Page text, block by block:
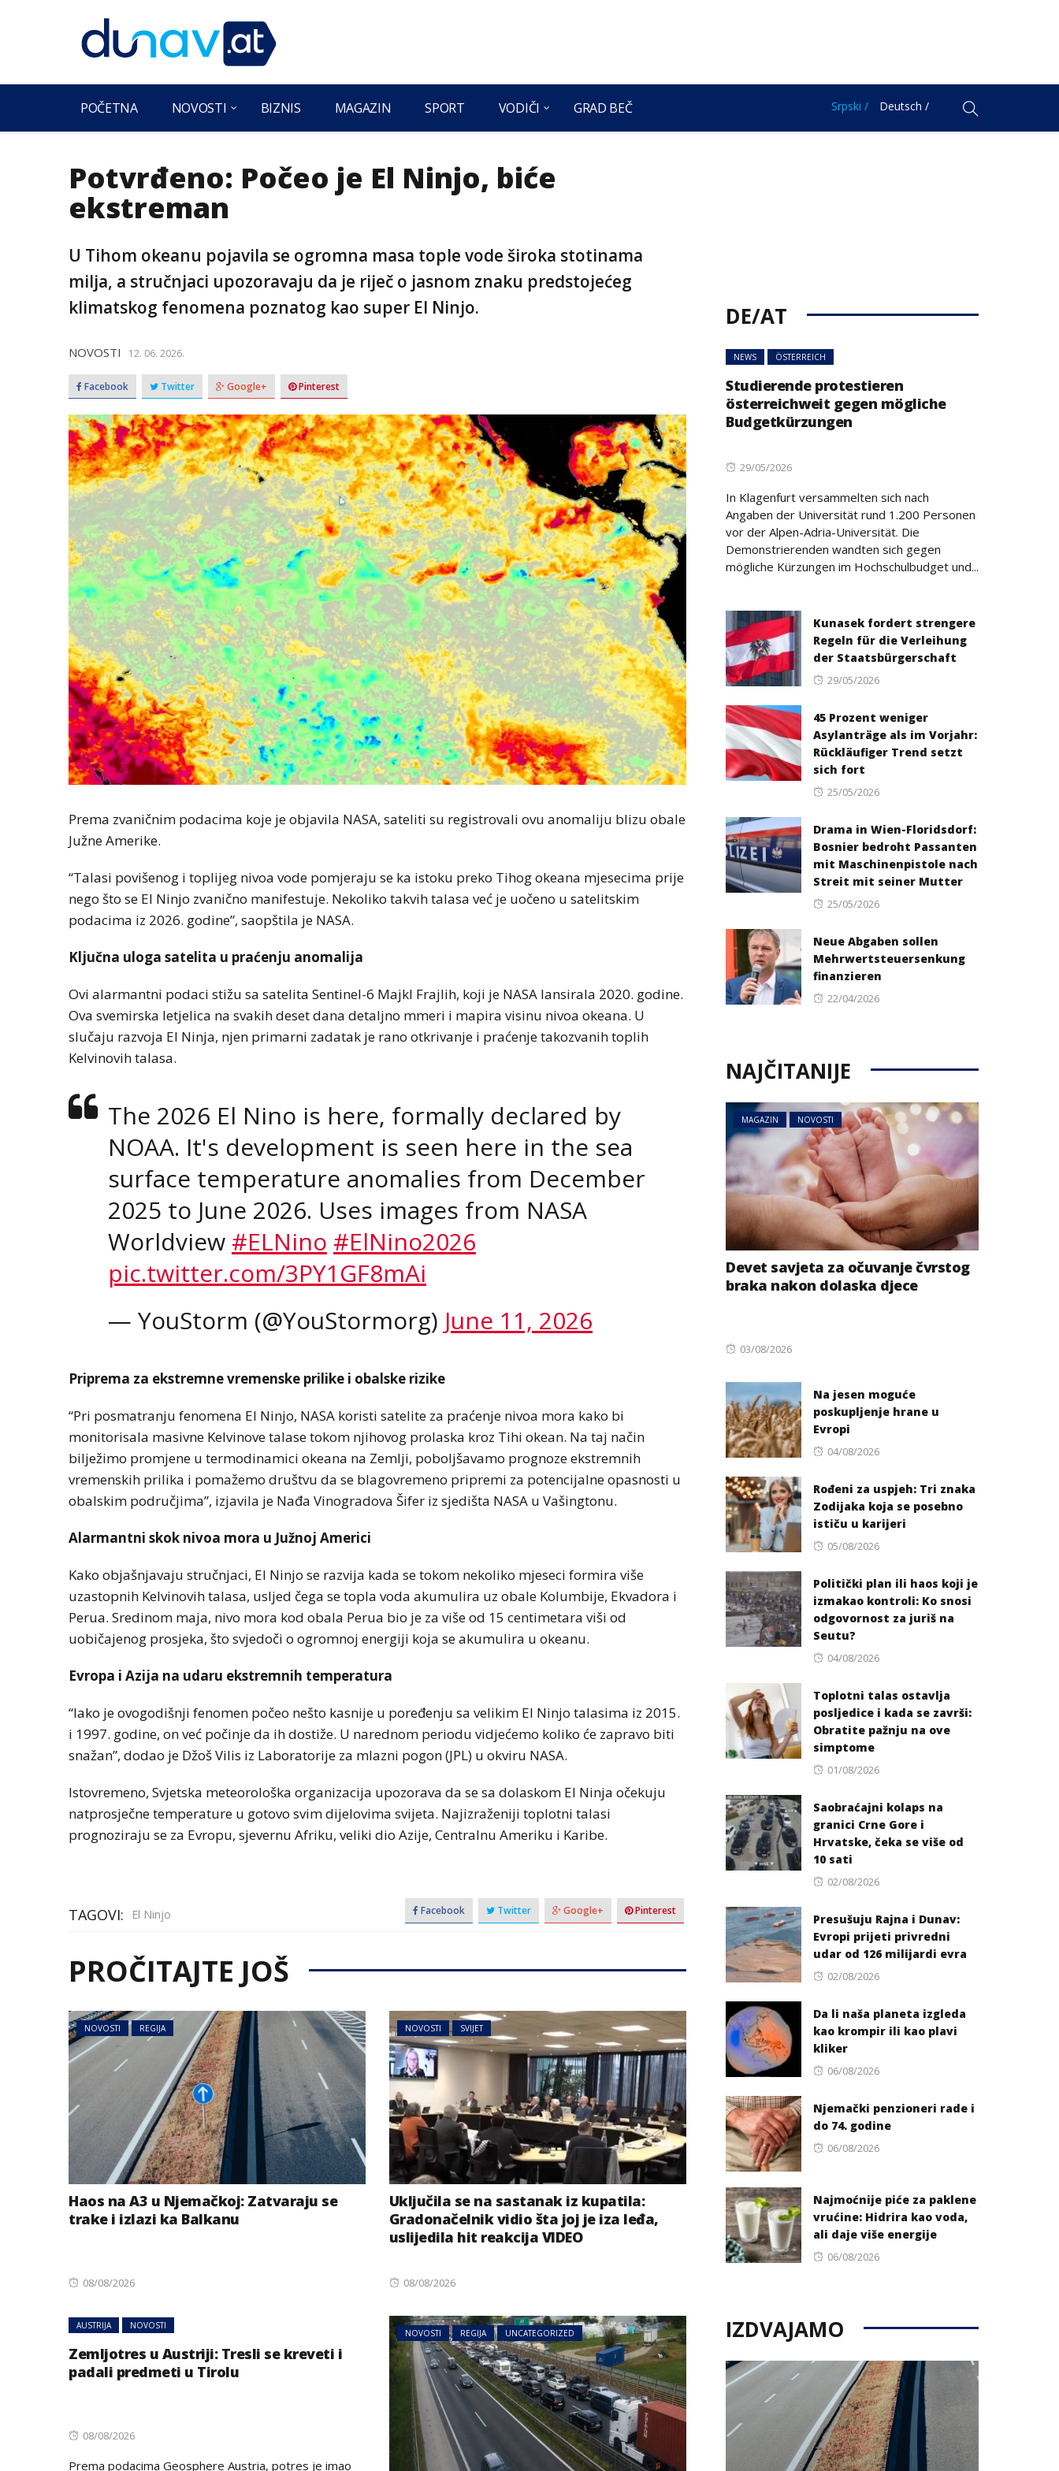
POČETNA NOVOSTI BIZNIS MAGAZIN SPORT VODIČI GRAD BEČ Srpski / Deutsch /
Potvrđeno: Počeo je El Ninjo, biće
ekstreman
U Tihom okeanu pojavila se ogromna masa tople vode široka stotinama
milja, a stručnjaci upozoravaju da je riječ o jasnom znaku predstojećeg
klimatskog fenomena poznatog kao super El Ninjo.
NOVOSTI 12. 06. 2026.
Facebook Twitter Google+ Pinterest
Prema zvaničnim podacima koje je objavila NASA, sateliti su registrovali ovu anomaliju blizu obale
Južne Amerike.
“Talasi povišenog i toplijeg nivoa vode pomjeraju se ka istoku preko Tihog okeana mjesecima prije
nego što se El Ninjo zvanično manifestuje. Nekoliko takvih talasa već je uočeno u satelitskim
podacima iz 2026. godine”, saopštila je NASA.
Ključna uloga satelita u praćenju anomalija
Ovi alarmantni podaci stižu sa satelita Sentinel-6 Majkl Frajlih, koji je NASA lansirala 2020. godine.
Ova svemirska letjelica na svakih deset dana detaljno mmeri i mapira visinu nivoa okeana. U
slučaju razvoja El Ninja, njen primarni zadatak je rano otkrivanje i praćenje takozvanih toplih
Kelvinovih talasa.
The 2026 El Nino is here, formally declared by
NOAA. It's development is seen here in the sea
surface temperature anomalies from December
2025 to June 2026. Uses images from NASA
Worldview #ELNino #ElNino2026
pic.twitter.com/3PY1GF8mAi
— YouStorm (@YouStormorg) June 11, 2026
Priprema za ekstremne vremenske prilike i obalske rizike
“Pri posmatranju fenomena El Ninjo, NASA koristi satelite za praćenje nivoa mora kako bi
monitorisala masivne Kelvinove talase tokom njihovog prolaska kroz Tihi okean. Na taj način
bilježimo promjene u termodinamici okeana na Zemlji, poboljšavamo prognoze ekstremnih
vremenskih prilika i pomažemo društvu da se blagovremeno pripremi za potencijalne opasnosti u
obalskim područjima”, izjavila je Nađa Vinogradova Šifer iz sjedišta NASA u Vašingtonu.
Alarmantni skok nivoa mora u Južnoj Americi
Kako objašnjavaju stručnjaci, El Ninjo se razvija kada se tokom nekoliko mjeseci formira više
uzastopnih Kelvinovih talasa, usljed čega se topla voda akumulira uz obale Kolumbije, Ekvadora i
Perua. Sredinom maja, nivo mora kod obala Perua bio je za više od 15 centimetara viši od
uobičajenog prosjeka, što svjedoči o ogromnoj energiji koja se akumulira u okeanu.
Evropa i Azija na udaru ekstremnih temperatura
“Iako je ovogodišnji fenomen počeo nešto kasnije u poređenju sa velikim El Ninjo talasima iz 2015.
i 1997. godine, on već počinje da ih dostiže. U narednom periodu vidjećemo koliko će zapravo biti
snažan”, dodao je Džoš Vilis iz Laboratorije za mlazni pogon (JPL) u okviru NASA.
Istovremeno, Svjetska meteorološka organizacija upozorava da se sa dolaskom El Ninja očekuju
natprosječne temperature u gotovo svim dijelovima svijeta. Najizraženiji toplotni talasi
prognoziraju se za Evropu, sjevernu Afriku, veliki dio Azije, Centralnu Ameriku i Karibe.
TAGOVI: El Ninjo Facebook Twitter Google+ Pinterest
PROČITAJTE JOŠ
NOVOSTI REGIJA
Haos na A3 u Njemačkoj: Zatvaraju se
trake i izlazi ka Balkanu
Posted
08/08/2026
NOVOSTI SVIJET
Uključila se na sastanak iz kupatila:
Gradonačelnik vidio šta joj je iza leđa,
uslijedila hit reakcija VIDEO
Posted
08/08/2026
AUSTRIJA NOVOSTI
Zemljotres u Austriji: Tresli se kreveti i
padali predmeti u Tirolu
Posted
08/08/2026
Prema podacima Geosphere Austria, potres je imao
NOVOSTI REGIJA UNCATEGORIZED
DE/AT
NEWS ÖSTERREICH
Studierende protestieren
österreichweit gegen mögliche
Budgetkürzungen
Posted
29/05/2026
In Klagenfurt versammelten sich nach
Angaben der Universität rund 1.200 Personen
vor der Alpen-Adria-Universität. Die
Demonstrierenden wandten sich gegen
mögliche Kürzungen im Hochschulbudget und...
Kunasek fordert strengere
Regeln für die Verleihung
der Staatsbürgerschaft
Posted
29/05/2026
45 Prozent weniger
Asylanträge als im Vorjahr:
Rückläufiger Trend setzt
sich fort
Posted
25/05/2026
Drama in Wien-Floridsdorf:
Bosnier bedroht Passanten
mit Maschinenpistole nach
Streit mit seiner Mutter
Posted
25/05/2026
Neue Abgaben sollen
Mehrwertsteuersenkung
finanzieren
Posted
22/04/2026
NAJČITANIJE
MAGAZIN NOVOSTI
Devet savjeta za očuvanje čvrstog
braka nakon dolaska djece
Posted
03/08/2026
Na jesen moguće
poskupljenje hrane u
Evropi
Posted
04/08/2026
Rođeni za uspjeh: Tri znaka
Zodijaka koja se posebno
ističu u karijeri
Posted
05/08/2026
Politički plan ili haos koji je
izmakao kontroli: Ko snosi
odgovornost za juriš na
Seutu?
Posted
04/08/2026
Toplotni talas ostavlja
posljedice i kada se završi:
Obratite pažnju na ove
simptome
Posted
01/08/2026
Saobraćajni kolaps na
granici Crne Gore i
Hrvatske, čeka se više od
10 sati
Posted
02/08/2026
Presušuju Rajna i Dunav:
Evropi prijeti privredni
udar od 126 milijardi evra
Posted
02/08/2026
Da li naša planeta izgleda
kao krompir ili kao plavi
kliker
Posted
06/08/2026
Njemački penzioneri rade i
do 74. godine
Posted
06/08/2026
Najmoćnije piće za paklene
vrućine: Hidrira kao voda,
ali daje više energije
Posted
06/08/2026
IZDVAJAMO